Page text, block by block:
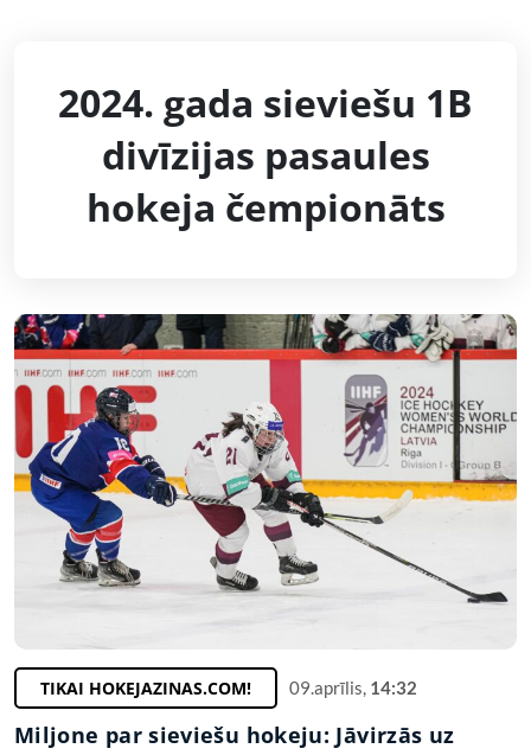
2024. gada sieviešu 1B
divīzijas pasaules
hokeja čempionāts
TIKAI HOKEJAZINAS.COM! 09.aprīlis, 14:32
Miljone par sieviešu hokeju: Jāvirzās uz